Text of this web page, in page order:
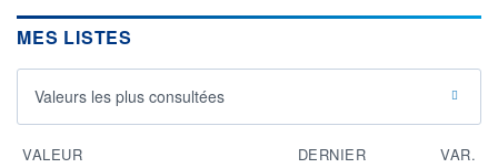
MES LISTES
Valeurs les plus consultées
VALEUR DERNIER VAR.